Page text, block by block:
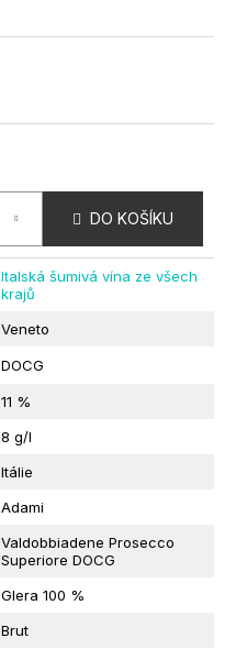
DO KOŠÍKU
Italská šumivá vína ze všech
krajů
Veneto
DOCG
11 %
8 g/l
Itálie
Adami
Valdobbiadene Prosecco
Superiore DOCG
Glera 100 %
Brut